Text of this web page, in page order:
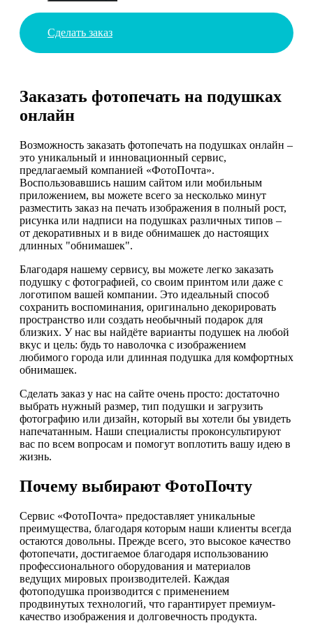
Сделать заказ
Заказать фотопечать на подушках
онлайн
Возможность заказать фотопечать на подушках онлайн –
это уникальный и инновационный сервис,
предлагаемый компанией «ФотоПочта».
Воспользовавшись нашим сайтом или мобильным
приложением, вы можете всего за несколько минут
разместить заказ на печать изображения в полный рост,
рисунка или надписи на подушках различных типов –
от декоративных и в виде обнимашек до настоящих
длинных "обнимашек".
Благодаря нашему сервису, вы можете легко заказать
подушку с фотографией, со своим принтом или даже с
логотипом вашей компании. Это идеальный способ
сохранить воспоминания, оригинально декорировать
пространство или создать необычный подарок для
близких. У нас вы найдёте варианты подушек на любой
вкус и цель: будь то наволочка с изображением
любимого города или длинная подушка для комфортных
обнимашек.
Сделать заказ у нас на сайте очень просто: достаточно
выбрать нужный размер, тип подушки и загрузить
фотографию или дизайн, который вы хотели бы увидеть
напечатанным. Наши специалисты проконсультируют
вас по всем вопросам и помогут воплотить вашу идею в
жизнь.
Почему выбирают ФотоПочту
Сервис «ФотоПочта» предоставляет уникальные
преимущества, благодаря которым наши клиенты всегда
остаются довольны. Прежде всего, это высокое качество
фотопечати, достигаемое благодаря использованию
профессионального оборудования и материалов
ведущих мировых производителей. Каждая
фотоподушка производится с применением
продвинутых технологий, что гарантирует премиум-
качество изображения и долговечность продукта.